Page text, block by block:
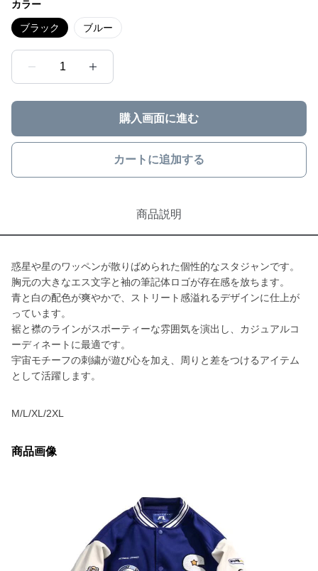
カラー
ブラック ブルー
1
購入画面に進む
カートに追加する
商品説明
惑星や星のワッペンが散りばめられた個性的なスタジャンです。
胸元の大きなエス文字と袖の筆記体ロゴが存在感を放ちます。
青と白の配色が爽やかで、ストリート感溢れるデザインに仕上が
っています。
裾と襟のラインがスポーティーな雰囲気を演出し、カジュアルコ
ーディネートに最適です。
宇宙モチーフの刺繍が遊び心を加え、周りと差をつけるアイテム
として活躍します。
M/L/XL/2XL
商品画像